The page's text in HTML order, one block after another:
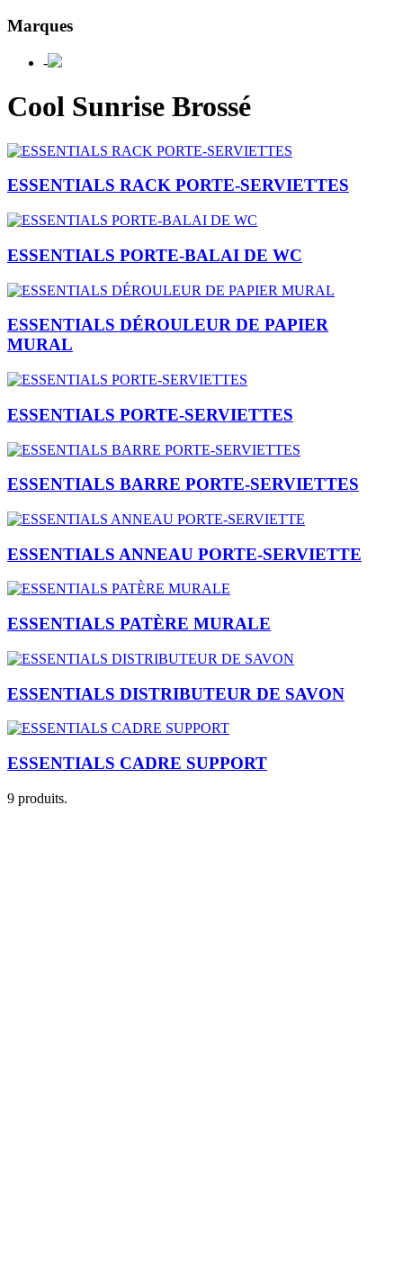
Marques
-
Cool Sunrise Brossé
ESSENTIALS RACK PORTE-SERVIETTES
ESSENTIALS PORTE-BALAI DE WC
ESSENTIALS DÉROULEUR DE PAPIER
MURAL
ESSENTIALS PORTE-SERVIETTES
ESSENTIALS BARRE PORTE-SERVIETTES
ESSENTIALS ANNEAU PORTE-SERVIETTE
ESSENTIALS PATÈRE MURALE
ESSENTIALS DISTRIBUTEUR DE SAVON
ESSENTIALS CADRE SUPPORT
9 produits.